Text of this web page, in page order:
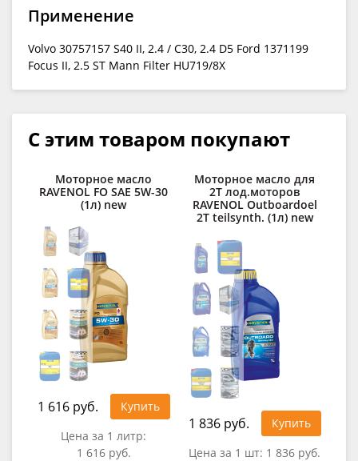
Применение
Volvo 30757157 S40 II, 2.4 / C30, 2.4 D5 Ford 1371199
Focus II, 2.5 ST Mann Filter HU719/8X
С этим товаром покупают
Моторное масло
RAVENOL FO SAE 5W-30
(1л) new
1 616 руб.
Купить
Цена за 1 литр:
1 616 руб.
Моторное масло для
2Т лод.моторов
RAVENOL Outboardoel
2T teilsynth. (1л) new
1 836 руб.
Купить
Цена за 1 шт: 1 836 руб.